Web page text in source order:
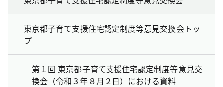
東京都子育て支援住宅認定制度等意見交換会トッ
プ
第１回 東京都子育て支援住宅認定制度等意見交
換会（令和３年８月２日）における資料